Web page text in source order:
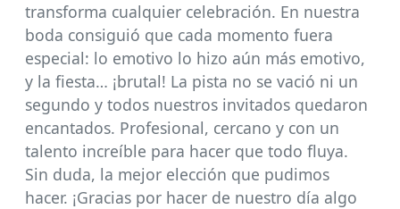
transforma cualquier celebración. En nuestra
boda consiguió que cada momento fuera
especial: lo emotivo lo hizo aún más emotivo,
y la fiesta… ¡brutal! La pista no se vació ni un
segundo y todos nuestros invitados quedaron
encantados. Profesional, cercano y con un
talento increíble para hacer que todo fluya.
Sin duda, la mejor elección que pudimos
hacer. ¡Gracias por hacer de nuestro día algo